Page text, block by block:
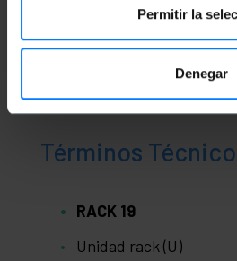
Permitir la
Denegar
Términos
RACK 19
Unidad rack (U)